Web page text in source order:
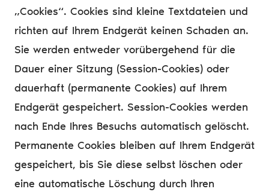
„Cookies“. Cookies sind kleine Textdateien und
richten auf Ihrem Endgerät keinen Schaden an.
Sie werden entweder vorübergehend für die
Dauer einer Sitzung (Session-Cookies) oder
dauerhaft (permanente Cookies) auf Ihrem
Endgerät gespeichert. Session-Cookies werden
nach Ende Ihres Besuchs automatisch gelöscht.
Permanente Cookies bleiben auf Ihrem Endgerät
gespeichert, bis Sie diese selbst löschen oder
eine automatische Löschung durch Ihren